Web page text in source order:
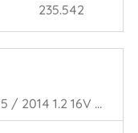
235.542
Clio III (BR/CR), Hatchback, 2005 / 2014 1.2 16V TCe 100